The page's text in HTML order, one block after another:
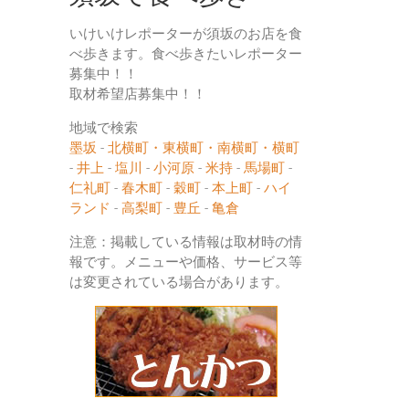
いけいけレポーターが須坂のお店を食
べ歩きます。食べ歩きたいレポーター
募集中！！
取材希望店募集中！！
地域で検索
墨坂 - 北横町・東横町・南横町・横町
- 井上 - 塩川 - 小河原 - 米持 - 馬場町 -
仁礼町 - 春木町 - 穀町 - 本上町 - ハイ
ランド - 高梨町 - 豊丘 - 亀倉
注意：掲載している情報は取材時の情
報です。メニューや価格、サービス等
は変更されている場合があります。